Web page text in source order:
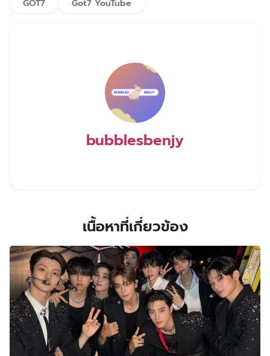
GOT7 Got7 YouTube
bubblesbenjy
เนื้อหาที่เกี่ยวข้อง